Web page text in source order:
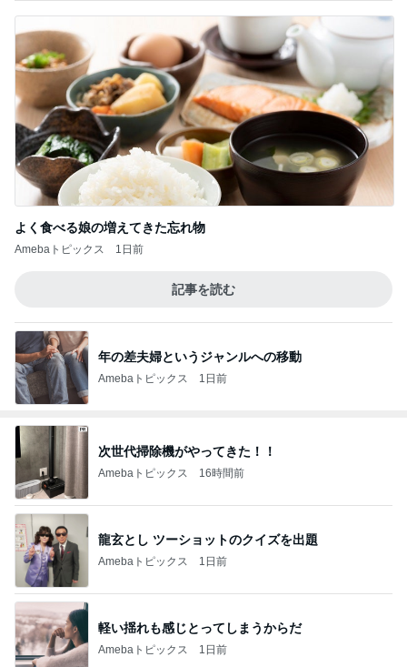
よく食べる娘の増えてきた忘れ物
Amebaトピックス 1日前
記事を読む
年の差夫婦というジャンルへの移動
Amebaトピックス 1日前
次世代掃除機がやってきた！！
Amebaトピックス 16時間前
龍玄とし ツーショットのクイズを出題
Amebaトピックス 1日前
軽い揺れも感じとってしまうからだ
Amebaトピックス 1日前